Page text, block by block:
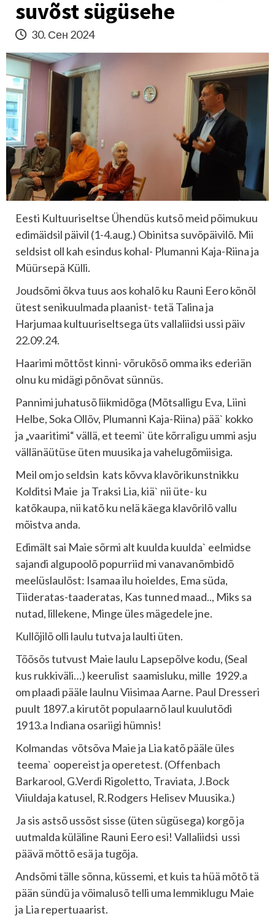
suvõst sügüsehe
30. Сен 2024
Eesti Kultuuriseltse Ühendüs kutsõ meid põimukuu
edimäidsil päivil (1-4.aug.) Obinitsa suvõpäivilõ. Mii
seldsist oll kah esindus kohal- Plumanni Kaja-Riina ja
Müürsepä Külli.
Joudsõmi õkva tuus aos kohalõ ku Rauni Eero kõnõl
ütest senikuulmada plaanist- tetä Talina ja
Harjumaa kultuuriseltsega üts vallaliidsi ussi päiv
22.09.24.
Haarimi mõttõst kinni- võrukõsõ omma iks ederiän
olnu ku midägi põnõvat sünnüs.
Pannimi juhatusõ liikmidõga (Mõtsalligu Eva, Liini
Helbe, Soka Ollõv, Plumanni Kaja-Riina) pää` kokko
ja „vaaritimi“ vällä, et teemi` üte kõrraligu ummi asju
vällänäütüse üten muusika ja vahelugõmiisiga.
Meil om jo seldsin kats kõvva klavõrikunstnikku
Kolditsi Maie ja Traksi Lia, kiä` nii üte- ku
katõkaupa, nii katõ ku nelä käega klavõrilõ vallu
mõistva anda.
Edimält sai Maie sõrmi alt kuulda kuulda` eelmidse
sajandi algupoolõ popurriid mi vanavanõmbidõ
meelüslaulõst: Isamaa ilu hoieldes, Ema süda,
Tiideratas-taaderatas, Kas tunned maad.., Miks sa
nutad, lillekene, Minge üles mägedele jne.
Kullõjilõ olli laulu tutva ja laulti üten.
Tõõsõs tutvust Maie laulu Lapsepõlve kodu, (Seal
kus rukkiväli…) keerulist saamisluku, mille 1929.a
om plaadi pääle laulnu Viisimaa Aarne. Paul Dresseri
puult 1897.a kirutõt populaarnõ laul kuulutõdi
1913.a Indiana osariigi hümnis!
Kolmandas võtsõva Maie ja Lia katõ pääle üles
teema` oopereist ja operetest. (Offenbach
Barkarool, G.Verdi Rigoletto, Traviata, J.Bock
Viiuldaja katusel, R.Rodgers Helisev Muusika.)
Ja sis astsõ ussõst sisse (üten sügüsega) korgõ ja
uutmalda küläline Rauni Eero esi! Vallaliidsi ussi
päävä mõttõ esä ja tugõja.
Andsõmi tälle sõnna, küssemi, et kuis ta hüä mõtõ tä
pään sündü ja võimalusõ telli uma lemmiklugu Maie
ja Lia repertuaarist.